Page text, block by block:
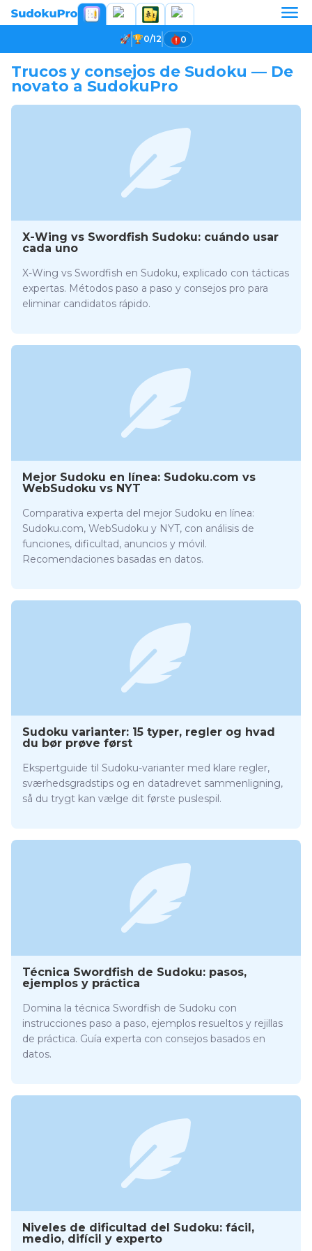
0/12 0
Trucos y consejos de Sudoku — De
novato a SudokuPro
X-Wing vs Swordfish Sudoku: cuándo usar
cada uno
X-Wing vs Swordfish en Sudoku, explicado con tácticas
expertas. Métodos paso a paso y consejos pro para
eliminar candidatos rápido.
Mejor Sudoku en línea: Sudoku.com vs
WebSudoku vs NYT
Comparativa experta del mejor Sudoku en línea:
Sudoku.com, WebSudoku y NYT, con análisis de
funciones, dificultad, anuncios y móvil.
Recomendaciones basadas en datos.
Sudoku varianter: 15 typer, regler og hvad
du bør prøve først
Ekspertguide til Sudoku-varianter med klare regler,
sværhedsgradstips og en datadrevet sammenligning,
så du trygt kan vælge dit første puslespil.
Técnica Swordfish de Sudoku: pasos,
ejemplos y práctica
Domina la técnica Swordfish de Sudoku con
instrucciones paso a paso, ejemplos resueltos y rejillas
de práctica. Guía experta con consejos basados en
datos.
Niveles de dificultad del Sudoku: fácil,
medio, difícil y experto